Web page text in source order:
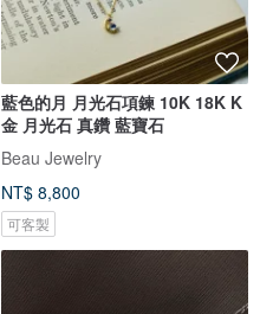
藍色的月 月光石項鍊 10K 18K K
金 月光石 真鑽 藍寶石
Beau Jewelry
NT$ 8,800
可客製